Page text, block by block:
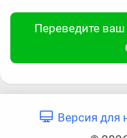
Переведите
Версия для